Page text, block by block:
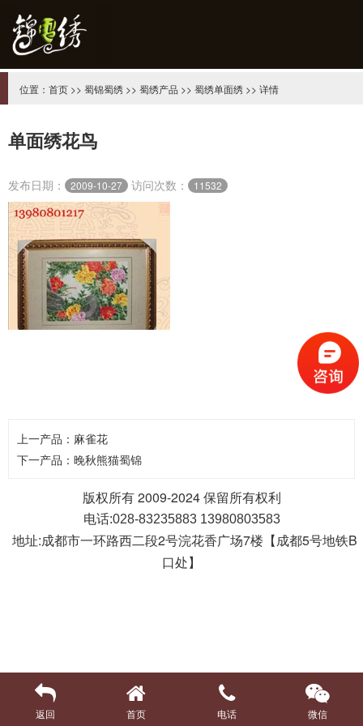
位置： 首页 >> 蜀锦蜀绣 >> 蜀绣产品 >> 蜀绣单面绣 >> 详情
单面绣花鸟
发布日期： 2009-10-27 访问次数： 11532
上一产品： 麻雀花
下一产品： 晚秋熊猫蜀锦
版权所有 2009-2024 保留所有权利
电话:028-83235883 13980803583
地址:成都市一环路西二段2号浣花香广场7楼【 成都5号地铁B
口处】
返回 首页 电话 微信